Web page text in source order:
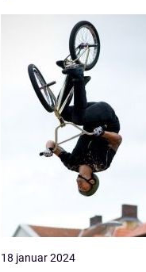
18 januar 2024